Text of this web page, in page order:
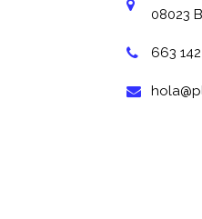
08023
663